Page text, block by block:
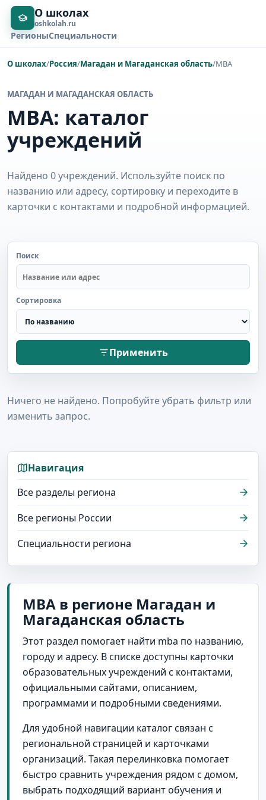
О школах
oshkolah.ru
РегионыСпециальности
О школах/Россия/Магадан и Магаданская область/MBA
МАГАДАН И МАГАДАНСКАЯ ОБЛАСТЬ
MBA: каталог
учреждений
Найдено 0 учреждений. Используйте поиск по
названию или адресу, сортировку и переходите в
карточки с контактами и подробной информацией.
Поиск
Сортировка
Применить
Ничего не найдено. Попробуйте убрать фильтр или
изменить запрос.
Навигация
Все разделы региона
Все регионы России
Специальности региона
MBA в регионе Магадан и
Магаданская область
Этот раздел помогает найти mba по названию,
городу и адресу. В списке доступны карточки
образовательных учреждений с контактами,
официальными сайтами, описанием,
программами и подробными сведениями.
Для удобной навигации каталог связан с
региональной страницей и карточками
организаций. Такая перелинковка помогает
быстро сравнить учреждения рядом с домом,
выбрать подходящий вариант обучения и